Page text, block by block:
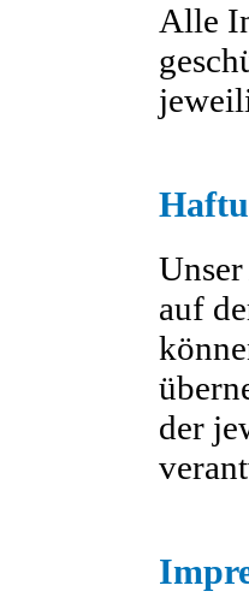
Alle
auf
der